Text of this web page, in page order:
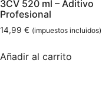
3CV 520 ml – Aditivo
Profesional
14,99 € (impuestos incluidos)
Añadir al carrito